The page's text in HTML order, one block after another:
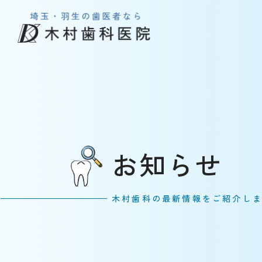
お知らせ
木村歯科の最新情報をご紹介し